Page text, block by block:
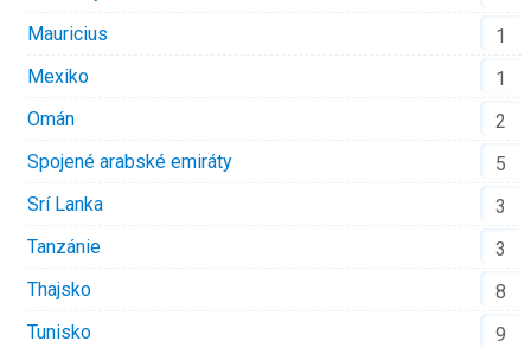
Mauricius
1
Mexiko
1
Omán
2
Spojené arabské emiráty
5
Srí Lanka
3
Tanzánie
3
Thajsko
8
Tunisko
9